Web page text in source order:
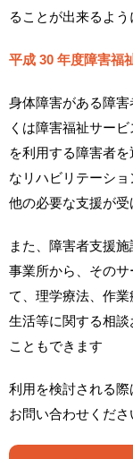
ることが出来るよう
平成 30 年度障害福
身体障害がある障
くは障害福祉サー
を利用する障害者
なリハビリテーシ
他の必要な支援が受
また、障害者支援
事業所から、その
て、理学療法、作業
生活等に関する相
こともできます
利用を検討される
お問い合わせくださ